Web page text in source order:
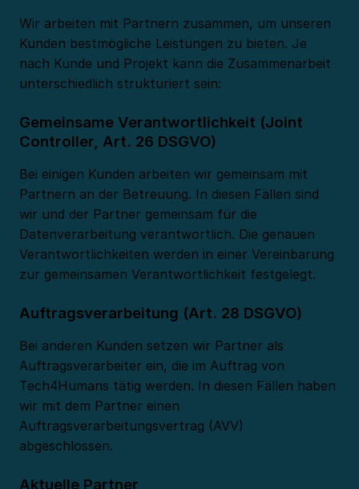
Wir arbeiten mit Partnern zusammen, um unseren
Kunden bestmögliche Leistungen zu bieten. Je
nach Kunde und Projekt kann die Zusammenarbeit
unterschiedlich strukturiert sein:
Gemeinsame Verantwortlichkeit (Joint
Controller, Art. 26 DSGVO)
Bei einigen Kunden arbeiten wir gemeinsam mit
Partnern an der Betreuung. In diesen Fällen sind
wir und der Partner gemeinsam für die
Datenverarbeitung verantwortlich. Die genauen
Verantwortlichkeiten werden in einer Vereinbarung
zur gemeinsamen Verantwortlichkeit festgelegt.
Auftragsverarbeitung (Art. 28 DSGVO)
Bei anderen Kunden setzen wir Partner als
Auftragsverarbeiter ein, die im Auftrag von
Tech4Humans tätig werden. In diesen Fällen haben
wir mit dem Partner einen
Auftragsverarbeitungsvertrag (AVV)
abgeschlossen.
Aktuelle Partner